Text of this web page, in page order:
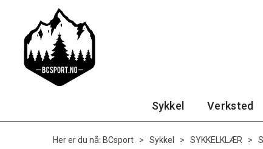
Sykkel Verksted
Her er du nå: BCsport > Sykkel > SYKKELKLÆR >